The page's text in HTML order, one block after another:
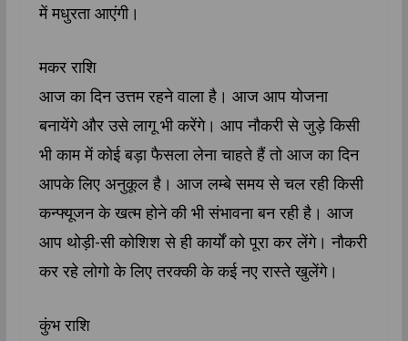
में मधुरता आएंगी।
मकर राशि
आज का दिन उत्तम रहने वाला है। आज आप योजना
बनायेंगे और उसे लागू भी करेंगे। आप नौकरी से जुड़े किसी
भी काम में कोई बड़ा फैसला लेना चाहते हैं तो आज का दिन
आपके लिए अनुकूल है। आज लम्बे समय से चल रही किसी
कन्फ्यूजन के खत्म होने की भी संभावना बन रही है। आज
आप थोड़ी-सी कोशिश से ही कार्यों को पूरा कर लेंगे। नौकरी
कर रहे लोगो के लिए तरक्की के कई नए रास्ते खुलेंगे।
कुंभ राशि